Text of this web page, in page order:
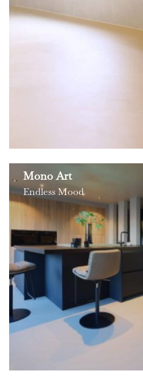
Mono Art
Endless Mood